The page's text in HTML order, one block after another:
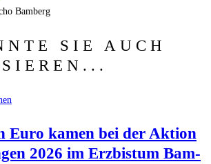
Bamberg
SIE AUCH
Euro kamen bei der Akti­on
2026 im Erz­bis­tum Bam­